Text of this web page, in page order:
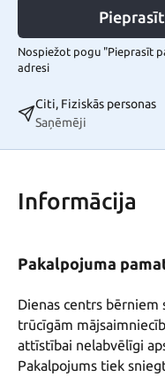
Nospiežot pogu "Pieprasīt
adresi
Citi, Fiziskās personas
Saņēmēji
Informācija
Pakalpojuma
Dienas centrs
trūcīgām
attīstībai nelabvēlīgi
Pakalpojums tiek